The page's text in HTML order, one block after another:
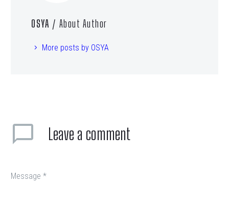
OSYA / About Author
More posts by OSYA
Leave a comment